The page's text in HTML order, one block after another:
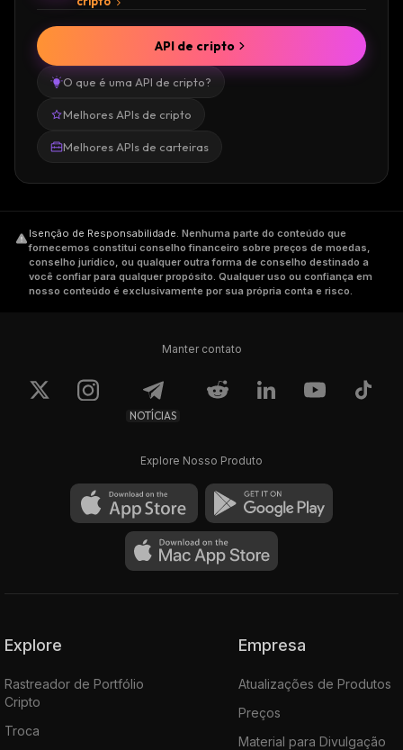
O que é uma API de cripto?
Melhores APIs de cripto
Melhores APIs de carteiras
API de cripto
Isenção de Responsabilidade. Nenhuma parte do conteúdo que
fornecemos constitui conselho financeiro sobre preços de moedas,
conselho jurídico, ou qualquer outra forma de conselho destinado a
você confiar para qualquer propósito. Qualquer uso ou confiança em
nosso conteúdo é exclusivamente por sua própria conta e risco.
Manter contato
NOTÍCIAS
Explore Nosso Produto
Explore
Rastreador de Portfólio
Cripto
Troca
Empresa
Atualizações de Produtos
Preços
Material para Divulgação